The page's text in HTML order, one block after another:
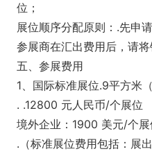
位；
展位顺序分配原则：.先申
参展商在汇出费用后，请将
五、参展费用
1、国际标准展位.9平方米
. .12800 元人民币/个展位
境外企业：1900 美元/个展
.（标准展位费用包括：展